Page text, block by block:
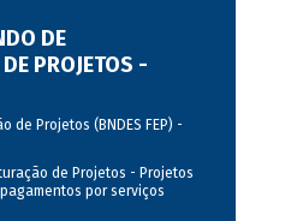
DE
PROJETOS -
de Projetos (BNDES FEP) -
de Projetos - Projetos
por serviços